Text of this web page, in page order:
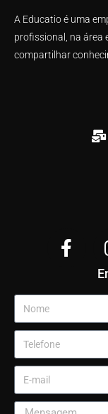
A Educatio é uma
profissional, na área
compartilhar